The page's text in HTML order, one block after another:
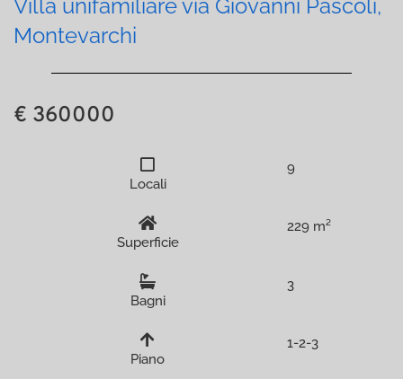
Villa unifamiliare via Giovanni Pascoli,
Montevarchi
€ 360000
Locali
9
Superficie
229 m²
Bagni
3
Piano
1-2-3